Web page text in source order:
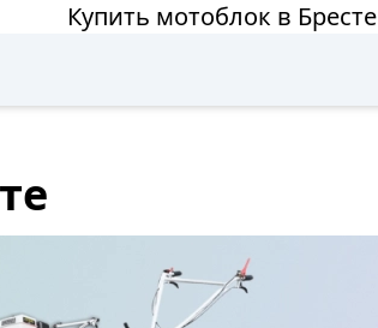
Купить мотоблок в Бресте